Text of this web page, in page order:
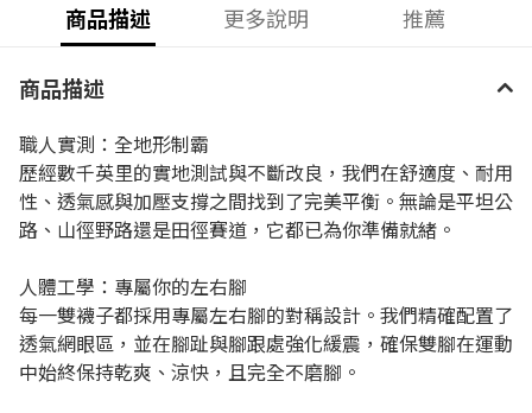
商品描述 更多說明 推薦
商品描述
職人實測：全地形制霸
歷經數千英里的實地測試與不斷改良，我們在舒適度、耐用
性、透氣感與加壓支撐之間找到了完美平衡。無論是平坦公
路、山徑野路還是田徑賽道，它都已為你準備就緒。
人體工學：專屬你的左右腳
每一雙襪子都採用專屬左右腳的對稱設計。我們精確配置了
透氣網眼區，並在腳趾與腳跟處強化緩震，確保雙腳在運動
中始終保持乾爽、涼快，且完全不磨腳。